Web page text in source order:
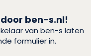
ben-s.nl!
van ben-s laten
formulier in.